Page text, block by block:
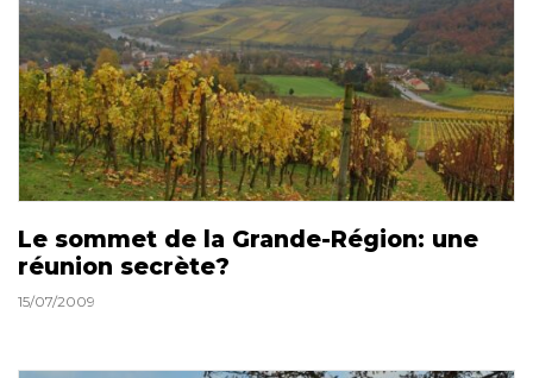
Le sommet de la Grande-Région: une
réunion secrète?
15/07/2009